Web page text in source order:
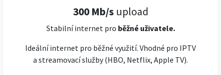
300 Mb/s upload
Stabilní internet pro běžné uživatele.
Ideální internet pro běžné využití. Vhodné pro IPTV
a streamovací služby (HBO, Netflix, Apple TV).